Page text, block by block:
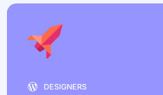
DESIGNERS